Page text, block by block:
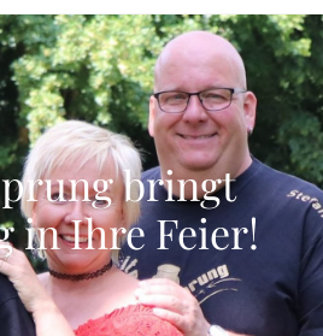
bringt
in Ihre Feier!